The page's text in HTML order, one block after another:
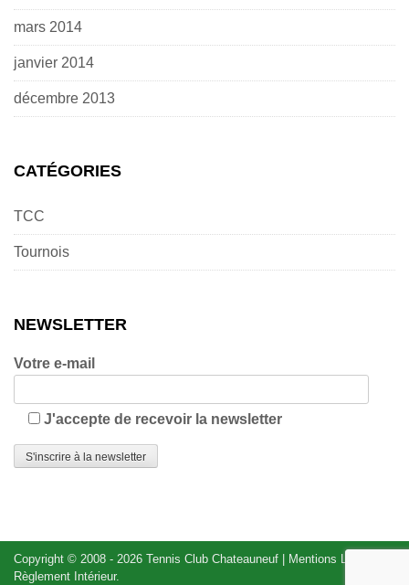
mars 2014
janvier 2014
décembre 2013
CATÉGORIES
TCC
Tournois
NEWSLETTER
Votre e-mail
J'accepte de recevoir la newsletter
Copyright © 2008 - 2026 Tennis Club Chateauneuf Mentions Légales
Règlement Intérieur.